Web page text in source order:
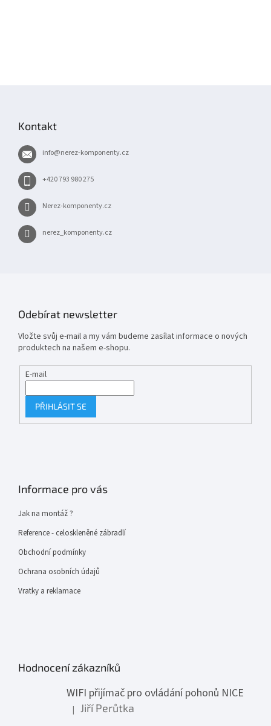
Kontakt
info@nerez-komponenty.cz
+420 793 980 275
Nerez-komponenty.cz
nerez_komponenty.cz
Odebírat newsletter
Vložte svůj e-mail a my vám budeme zasílat informace o nových
produktech na našem e-shopu.
E-mail
PŘIHLÁSIT SE
Informace pro vás
Jak na montáž ?
Reference - celoskleněné zábradlí
Obchodní podmínky
Ochrana osobních údajů
Vratky a reklamace
Hodnocení zákazníků
WIFI přijímač pro ovládání pohonů NICE
Hodnocení produktu je 1 z 5 hvězdiček.
| Jiří Perůtka